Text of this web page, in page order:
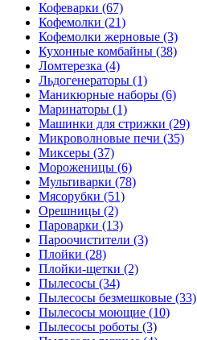
Кофеварки (67)
Кофемолки (21)
Кофемолки жерновые (3)
Кухонные комбайны (38)
Ломтерезка (4)
Льдогенераторы (1)
Маникюрные наборы (6)
Маринаторы (1)
Машинки для стрижки (29)
Микроволновые печи (35)
Миксеры (37)
Мороженицы (6)
Мультиварки (78)
Мясорубки (51)
Орешницы (2)
Пароварки (13)
Пароочистители (3)
Плойки (28)
Плойки-щетки (2)
Пылесосы (34)
Пылесосы безмешковые (33)
Пылесосы моющие (10)
Пылесосы роботы (3)